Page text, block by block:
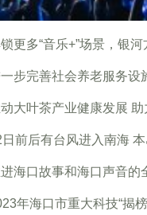
更多“音乐+”场景，银
步完善社会养老服务设
大叶茶产业健康发展
日前后有台风进入南海
海口故事和海口声音的
年海口市重大科技“揭